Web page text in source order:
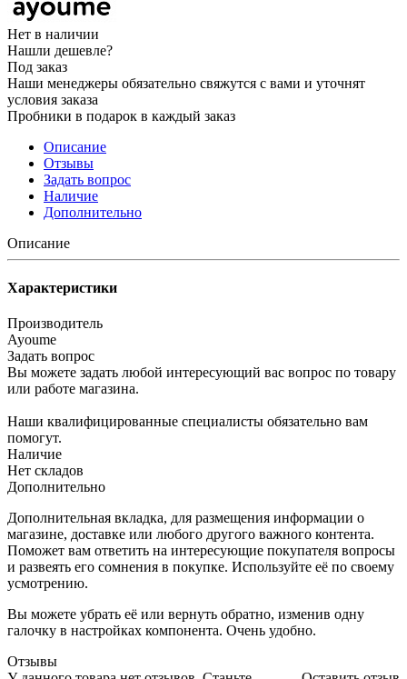
Нет в наличии
Нашли дешевле?
Под заказ
Наши менеджеры обязательно свяжутся с вами и уточнят
условия заказа
Пробники в подарок в каждый заказ
Описание
Отзывы
Задать вопрос
Наличие
Дополнительно
Описание
Характеристики
Производитель
Ayoume
Задать вопрос
Вы можете задать любой интересующий вас вопрос по товару
или работе магазина.
Наши квалифицированные специалисты обязательно вам
помогут.
Наличие
Нет складов
Дополнительно
Дополнительная вкладка, для размещения информации о
магазине, доставке или любого другого важного контента.
Поможет вам ответить на интересующие покупателя вопросы
и развеять его сомнения в покупке. Используйте её по своему
усмотрению.
Вы можете убрать её или вернуть обратно, изменив одну
галочку в настройках компонента. Очень удобно.
Отзывы